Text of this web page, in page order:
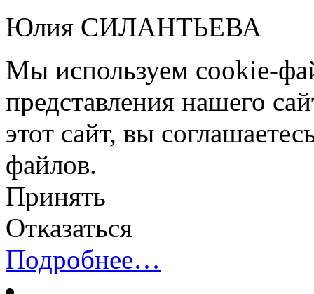
Юлия СИЛАНТЬЕВА
Мы используем cookie-
представления нашего
этот сайт, вы
файлов.
Принять
Отказаться
Подробнее…